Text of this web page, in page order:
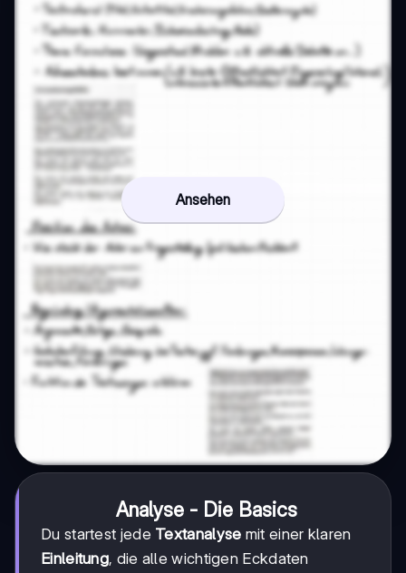
Ansehen
Analyse - Die Basics
Du startest jede Textanalyse mit einer klaren
Einleitung, die alle wichtigen Eckdaten